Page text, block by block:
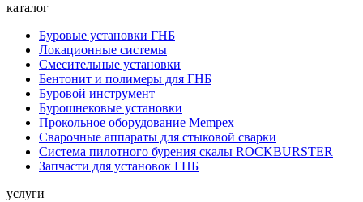
каталог
Буровые установки ГНБ
Локационные системы
Смесительные установки
Бентонит и полимеры для ГНБ
Буровой инструмент
Бурошнековые установки
Прокольное оборудование Mempex
Сварочные аппараты для стыковой сварки
Система пилотного бурения скалы ROCKBURSTER
Запчасти для установок ГНБ
услуги